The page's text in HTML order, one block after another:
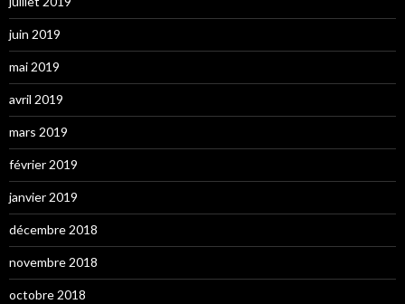
juin 2019
mai 2019
avril 2019
mars 2019
février 2019
janvier 2019
décembre 2018
novembre 2018
octobre 2018